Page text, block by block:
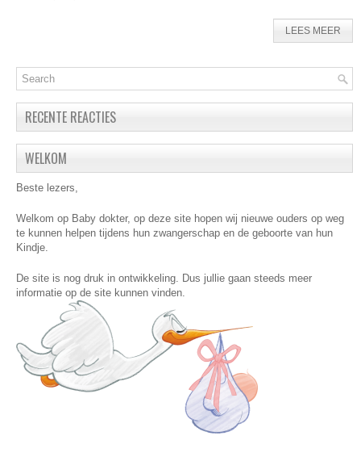
LEES MEER
RECENTE REACTIES
WELKOM
Beste lezers,
Welkom op Baby dokter, op deze site hopen wij nieuwe ouders op weg
te kunnen helpen tijdens hun zwangerschap en de geboorte van hun
Kindje.
De site is nog druk in ontwikkeling. Dus jullie gaan steeds meer
informatie op de site kunnen vinden.